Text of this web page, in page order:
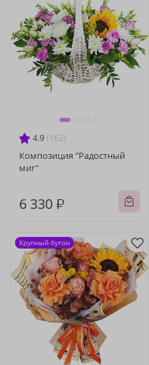
4.9 (182)
Композиция "Радостный
миг"
6 330 ₽
Крупный бутон